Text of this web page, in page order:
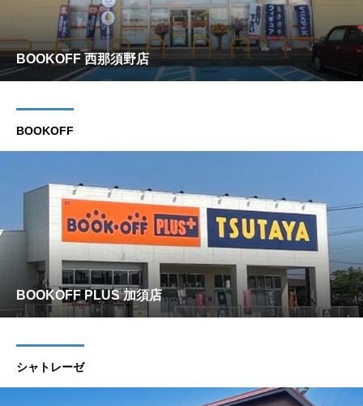
BOOKOFF 西那須野店
BOOKOFF
BOOKOFF PLUS 加須店
シャトレーゼ